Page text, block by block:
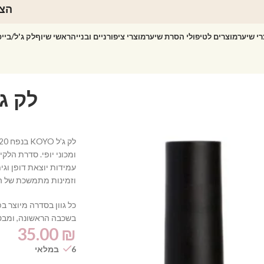
שיערמוצרים לטיפולי הסרת שיערמוצרי ציפורניים ובנייהראשי שיוףלק ג'ל/
ומכוני יופי. סדרת
עמידות יוצאת דופן
וזמינות מתמשכת של
כל גוון בסדרה
בשכבה הראשונה,
35.00 ₪
6 במלאי